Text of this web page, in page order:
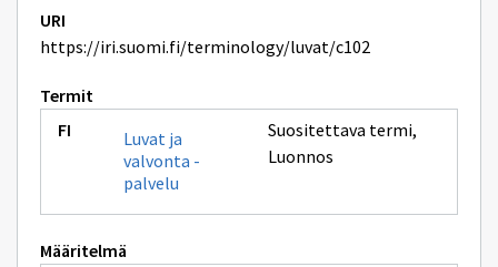
URI
https://iri.suomi.fi/terminology/luvat/c102
Termit
Luvat ja
valvonta -
palvelu
Suositettava termi,
Luonnos
Määritelmä